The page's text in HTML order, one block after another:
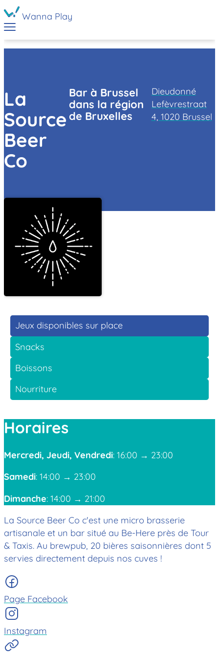
Wanna Play
La
Source
Beer
Co
Bar à Brussel
dans la région
de Bruxelles
Dieudonné
Lefèvrestraat
4, 1020 Brussel
Jeux disponibles sur place
Snacks
Boissons
Nourriture
Horaires
Mercredi, Jeudi, Vendredi: 16:00 → 23:00
Samedi: 14:00 → 23:00
Dimanche: 14:00 → 21:00
La Source Beer Co c'est une micro brasserie
artisanale et un bar situé au Be-Here près de Tour
& Taxis. Au brewpub, 20 bières saisonnières dont 5
servies directement depuis nos cuves !
Page Facebook
Instagram